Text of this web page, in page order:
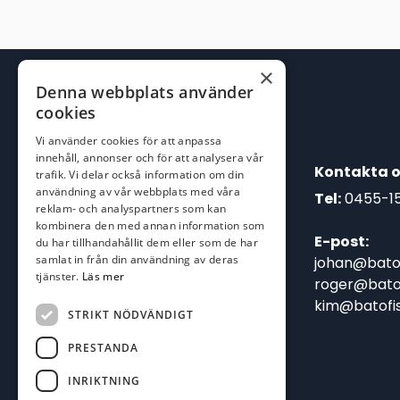
Kontakta
Tel:0455-
E-post:
×
Denna webbplats använder
cookies
Vi använder cookies för att anpassa
innehåll, annonser och för att analysera vår
trafik. Vi delar också information om din
användning av vår webbplats med våra
reklam- och analyspartners som kan
kombinera den med annan information som
du har tillhandahållit dem eller som de har
samlat in från din användning av deras
tjänster. Läs mer
STRIKT NÖDVÄNDIGT
PRESTANDA
INRIKTNING